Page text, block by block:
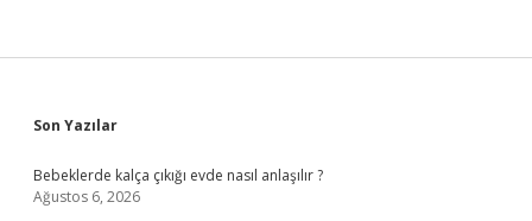
Sidebar
Son Yazılar
Bebeklerde kalça çıkığı evde nasıl anlaşılır ?
Ağustos 6, 2026